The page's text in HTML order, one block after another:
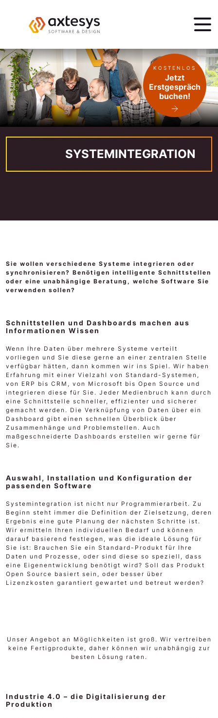
SYSTEMINTEGRATION
KOSTENLOS
Jetzt
Erstgespräch
buchen!
Sie wollen verschiedene Systeme integrieren oder
synchronisieren? Benötigen intelligente Schnittstellen
oder eine unabhängige Beratung, welche Software Sie
verwenden sollen?
Schnittstellen und Dashboards machen aus
Informationen Wissen
Wenn Ihre Daten über mehrere Systeme verteilt
vorliegen und Sie diese gerne an einer zentralen Stelle
verfügbar hätten, dann kommen wir ins Spiel. Wir haben
Erfahrung mit einer Vielzahl von Standard-Systemen,
von ERP bis CRM, von Microsoft bis Open Source und
integrieren diese für Sie. Jeder Medienbruch kann durch
eine Schnittstelle schneller, effizienter und sicherer
gemacht werden. Die Verknüpfung von Daten über ein
Dashboard gibt einen schnellen Überblick über
Zusammenhänge und Problemstellen. Auch
maßgeschneiderte Dashboards erstellen wir gerne für
Sie.
Auswahl, Installation und Konfiguration der
passenden Software
Systemintegration ist nicht nur Programmierarbeit. Zu
Beginn steht immer die Definition der Zielsetzung, deren
Ergebnis eine gute Planung der nächsten Schritte ist.
Wir ermitteln Ihren individuellen Bedarf und können
darauf basierend festlegen, was die ideale Lösung für
Sie ist: Brauchen Sie ein Standard-Produkt für Ihre
Daten und Prozesse, oder sind diese so speziell, dass
eine Eigenentwicklung benötigt wird? Soll das Produkt
Open Source basiert sein, oder besser über
Lizenzkosten garantiert gewartet und betreut werden?
Unser Angebot an Möglichkeiten ist groß. Wir vertreiben
keine Fertigprodukte, daher können wir unabhängig zur
besten Lösung raten.
Industrie 4.0 – die Digitalisierung der
Produktion